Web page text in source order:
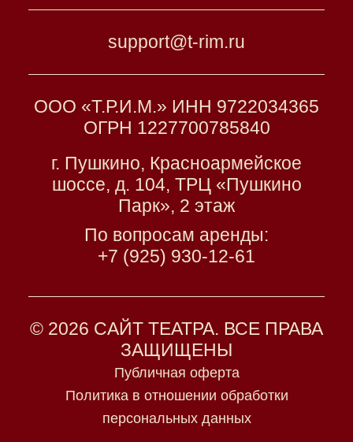
support@t-rim.ru
ООО «Т.Р.И.М.» ИНН 9722034365
ОГРН 1227700785840
г. Пушкино, Красноармейское
шоссе, д. 104, ТРЦ «Пушкино
Парк», 2 этаж
По вопросам аренды:
+7 (925) 930-12-61
© 2026 САЙТ ТЕАТРА. ВСЕ ПРАВА
ЗАЩИЩЕНЫ
Публичная оферта
Политика в отношении обработки
персональных данных